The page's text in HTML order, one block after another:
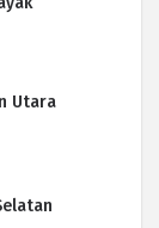
Utara